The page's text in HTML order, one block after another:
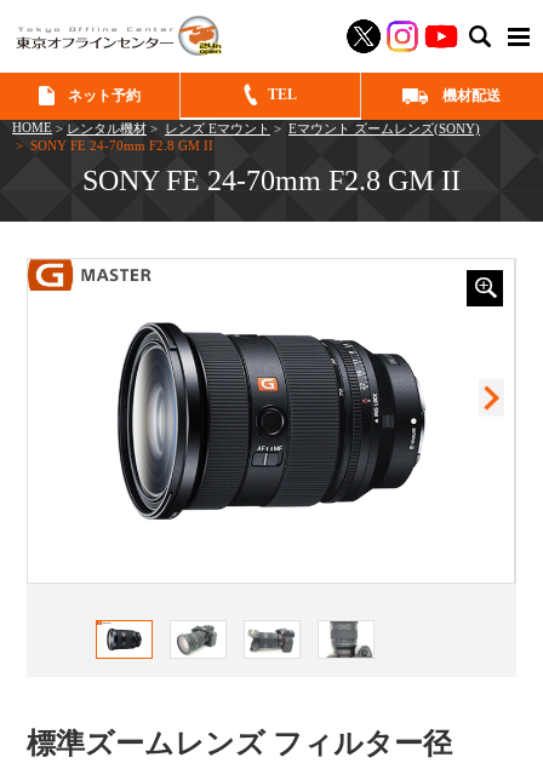
ネット予約 TEL 機材配送
HOME > レンタル機材 > レンズ Eマウント > Eマウント ズームレンズ(SONY)
> SONY FE 24-70mm F2.8 GM II
SONY FE 24-70mm F2.8 GM II
標準ズームレンズ フィルター径